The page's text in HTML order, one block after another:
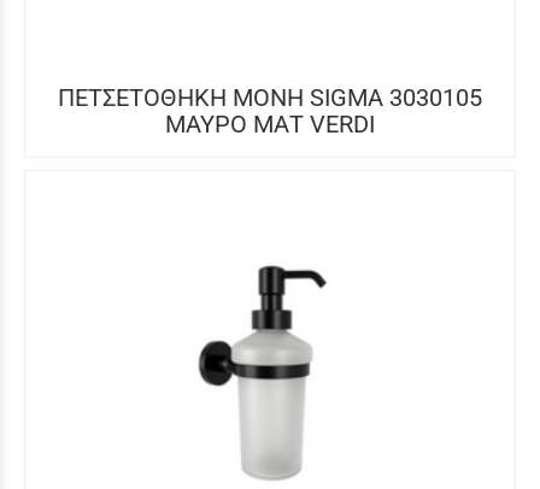
ΠΕΤΣΕΤΟΘΗΚΗ ΜΟΝΗ SIGMA 3030105
ΜΑΥΡΟ ΜΑΤ VERDI